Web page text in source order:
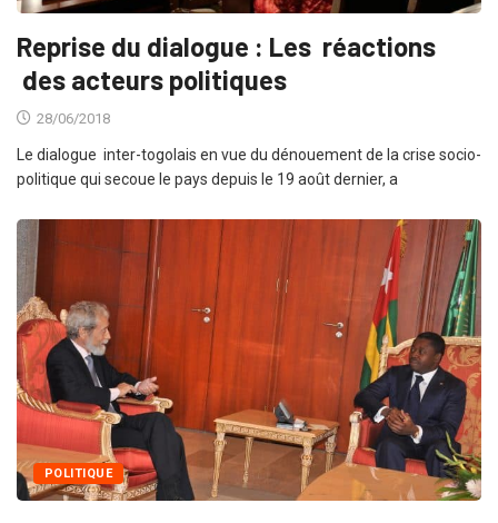
Reprise du dialogue : Les réactions
des acteurs politiques
28/06/2018
Le dialogue inter-togolais en vue du dénouement de la crise socio-
politique qui secoue le pays depuis le 19 août dernier, a
POLITIQUE